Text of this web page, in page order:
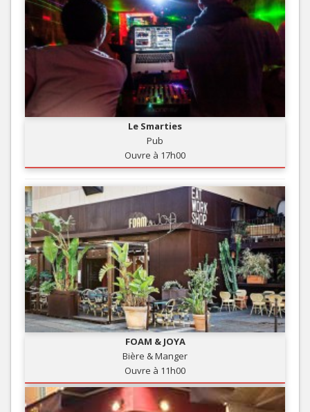
Le Smarties
Pub
Ouvre à 17h00
FOAM & JOYA
Bière & Manger
Ouvre à 11h00